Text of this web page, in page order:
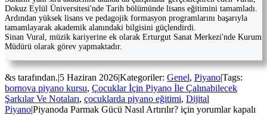
Dokuz Eylül Üniversitesi'nde Tarih bölümünde lisans eğitimini tamamladı.
Ardından yüksek lisans ve pedagojik formasyon programlarını başarıyla
tamamlayarak akademik alanındaki bilgisini güçlendirdi.
Sinan Vural, müzik kariyerine ek olarak Erturgut Sanat Merkezi'nde Kurum
Müdürü olarak görev yapmaktadır.
&s tarafından.|5 Haziran 2026|Kategoriler: Genel, Piyano|Tags:
bornova piyano kursu, Çocuklar İçin Piyano İle Çalınabilecek
Şarkılar Ve Notaları, çocuklarda piyano eğitimi, Dijital
Piyano|Piyanoda Parmak Gücü Nasıl Artırılır? için yorumlar kapalı